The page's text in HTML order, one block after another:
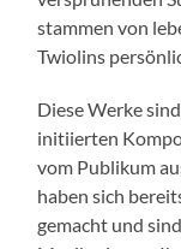
stammen von
Twiolins
Diese Werke
initiierten
vom Publikum
haben sich
gemacht und